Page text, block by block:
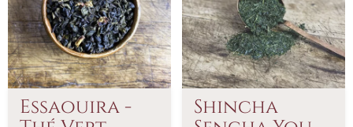
Essaouira -
Shincha